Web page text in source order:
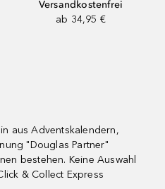
Versandkostenfrei
ab 34,95 €
aus Adventskalendern,
"Douglas Partner"
bestehen. Keine Auswahl
& Collect Express